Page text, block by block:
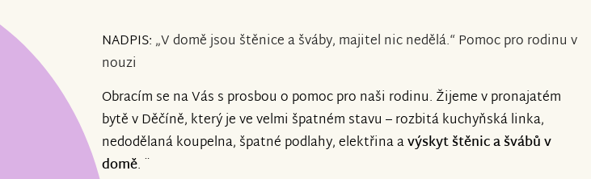
NADPIS: „V domě jsou štěnice a šváby, majitel nic nedělá.“ Pomoc pro rodinu v
nouzi
Obracím se na Vás s prosbou o pomoc pro naši rodinu. Žijeme v pronajatém
bytě v Děčíně, který je ve velmi špatném stavu – rozbitá kuchyňská linka,
nedodělaná koupelna, špatné podlahy, elektřina avýskyt štěnic a švábů v
domě. ¨